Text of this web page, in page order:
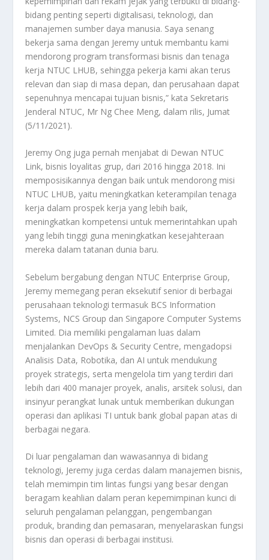
bidang penting seperti digitalisasi, teknologi, dan
manajemen sumber daya manusia. Saya senang
bekerja sama dengan Jeremy untuk membantu kami
mendorong program transformasi bisnis dan tenaga
kerja NTUC LHUB, sehingga pekerja kami akan terus
relevan dan siap di masa depan, dan perusahaan dapat
sepenuhnya mencapai tujuan bisnis,” kata Sekretaris
Jenderal NTUC, Mr Ng Chee Meng, dalam rilis, Jumat
(5/11/2021).
Jeremy Ong juga pernah menjabat di Dewan NTUC
Link, bisnis loyalitas grup, dari 2016 hingga 2018. Ini
memposisikannya dengan baik untuk mendorong misi
NTUC LHUB, yaitu meningkatkan keterampilan tenaga
kerja dalam prospek kerja yang lebih baik,
meningkatkan kompetensi untuk memerintahkan upah
yang lebih tinggi guna meningkatkan kesejahteraan
mereka dalam tatanan dunia baru.
Sebelum bergabung dengan NTUC Enterprise Group,
Jeremy memegang peran eksekutif senior di berbagai
perusahaan teknologi termasuk BCS Information
Systems, NCS Group dan Singapore Computer Systems
Limited. Dia memiliki pengalaman luas dalam
menjalankan DevOps & Security Centre, mengadopsi
Analisis Data, Robotika, dan AI untuk mendukung
proyek strategis, serta mengelola tim yang terdiri dari
lebih dari 400 manajer proyek, analis, arsitek solusi, dan
insinyur perangkat lunak untuk memberikan dukungan
operasi dan aplikasi TI untuk bank global papan atas di
berbagai negara.
Di luar pengalaman dan wawasannya di bidang
teknologi, Jeremy juga cerdas dalam manajemen bisnis,
telah memimpin tim lintas fungsi yang besar dengan
beragam keahlian dalam peran kepemimpinan kunci di
seluruh pengalaman pelanggan, pengembangan
produk, branding dan pemasaran, menyelaraskan fungsi
bisnis dan operasi di berbagai institusi.